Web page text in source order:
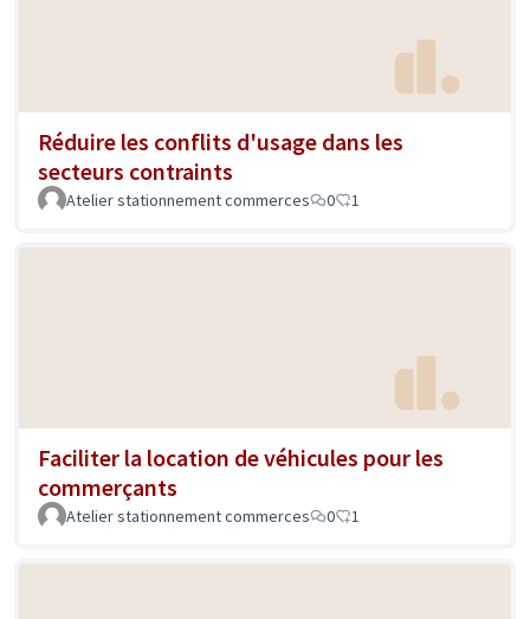
Réduire les conflits d'usage dans les
secteurs contraints
Atelier stationnement commerces 0 1
Faciliter la location de véhicules pour les
commerçants
Atelier stationnement commerces 0 1